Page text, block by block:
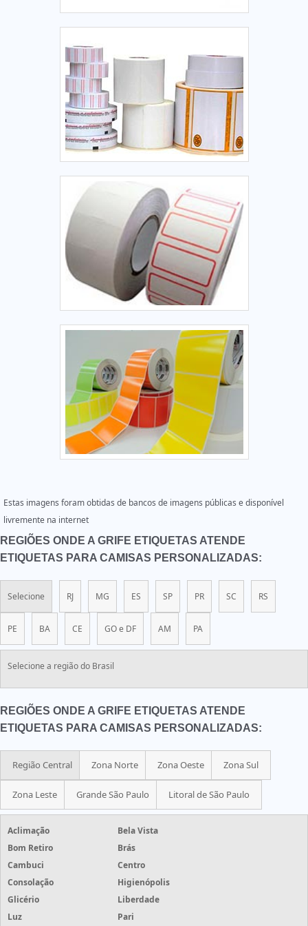
Estas imagens foram obtidas de bancos de imagens públicas e disponível
livremente na internet
REGIÕES ONDE A GRIFE ETIQUETAS ATENDE
ETIQUETAS PARA CAMISAS PERSONALIZADAS:
Selecione RJ MG ES SP PR SC RS
PE BA CE GO e DF AM PA
Selecione a região do Brasil
REGIÕES ONDE A GRIFE ETIQUETAS ATENDE
ETIQUETAS PARA CAMISAS PERSONALIZADAS:
Região Central Zona Norte Zona Oeste Zona Sul
Zona Leste Grande São Paulo Litoral de São Paulo
Aclimação
Bela Vista
Bom Retiro
Brás
Cambuci
Centro
Consolação
Higienópolis
Glicério
Liberdade
Luz
Pari